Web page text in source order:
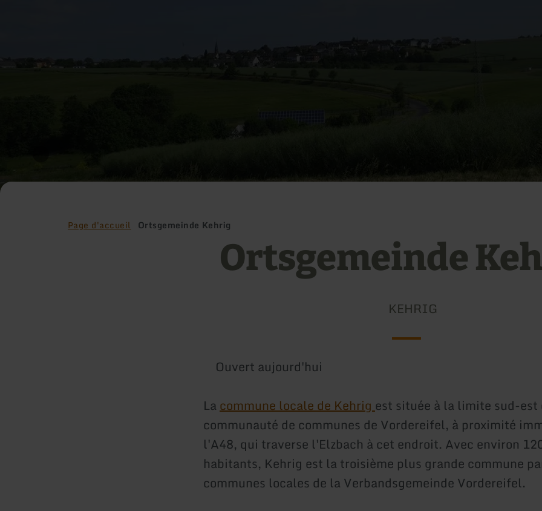
Page d'accueil Ortsgemeinde Kehrig
Ortsgemeinde
KEHRIG
Ouvert aujourd'hui
Lacommune locale de Kehrigest située à la limite sud-est
communauté de communes de Vordereifel, à proximité
l'A48, qui traverse l'Elzbach à cet endroit. Avec environ
habitants, Kehrig est la troisième plus grande commune
communes locales de la Verbandsgemeinde Vordereifel.